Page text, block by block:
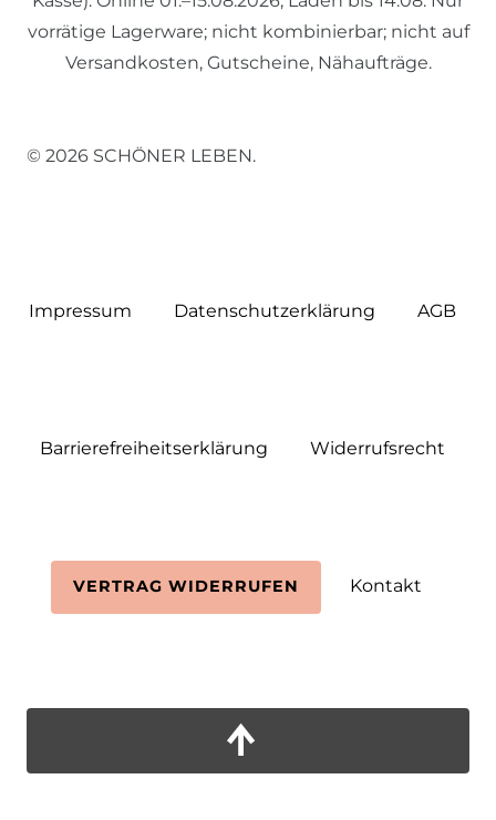
vorrätige Lagerware; nicht kombinierbar; nicht auf
Versandkosten, Gutscheine, Nähaufträge.
© 2026 SCHÖNER LEBEN.
Impressum Daten­schutz­erklärung AGB
Barrierefreiheitserklärung Widerrufs­recht
VERTRAG WIDERRUFEN Kontakt